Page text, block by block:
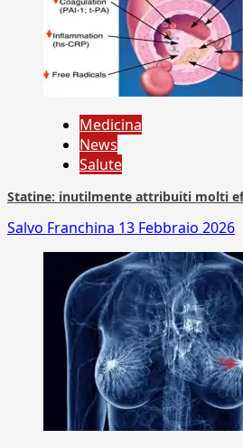
Medicina
News
Salute
Statine: inutilmente attribuiti molti
Salvo Franchina 13 Febbraio 2026